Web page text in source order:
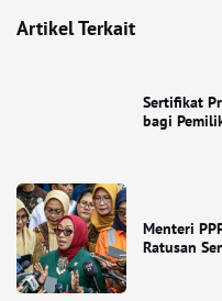
Artikel Terkait
Sertifikat
bagi
Menteri
Ratusan